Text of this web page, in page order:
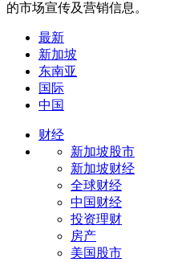
的市场宣传及营销信息。
最新
新加坡
东南亚
国际
中国
财经
新加坡股市
新加坡财经
全球财经
中国财经
投资理财
房产
美国股市